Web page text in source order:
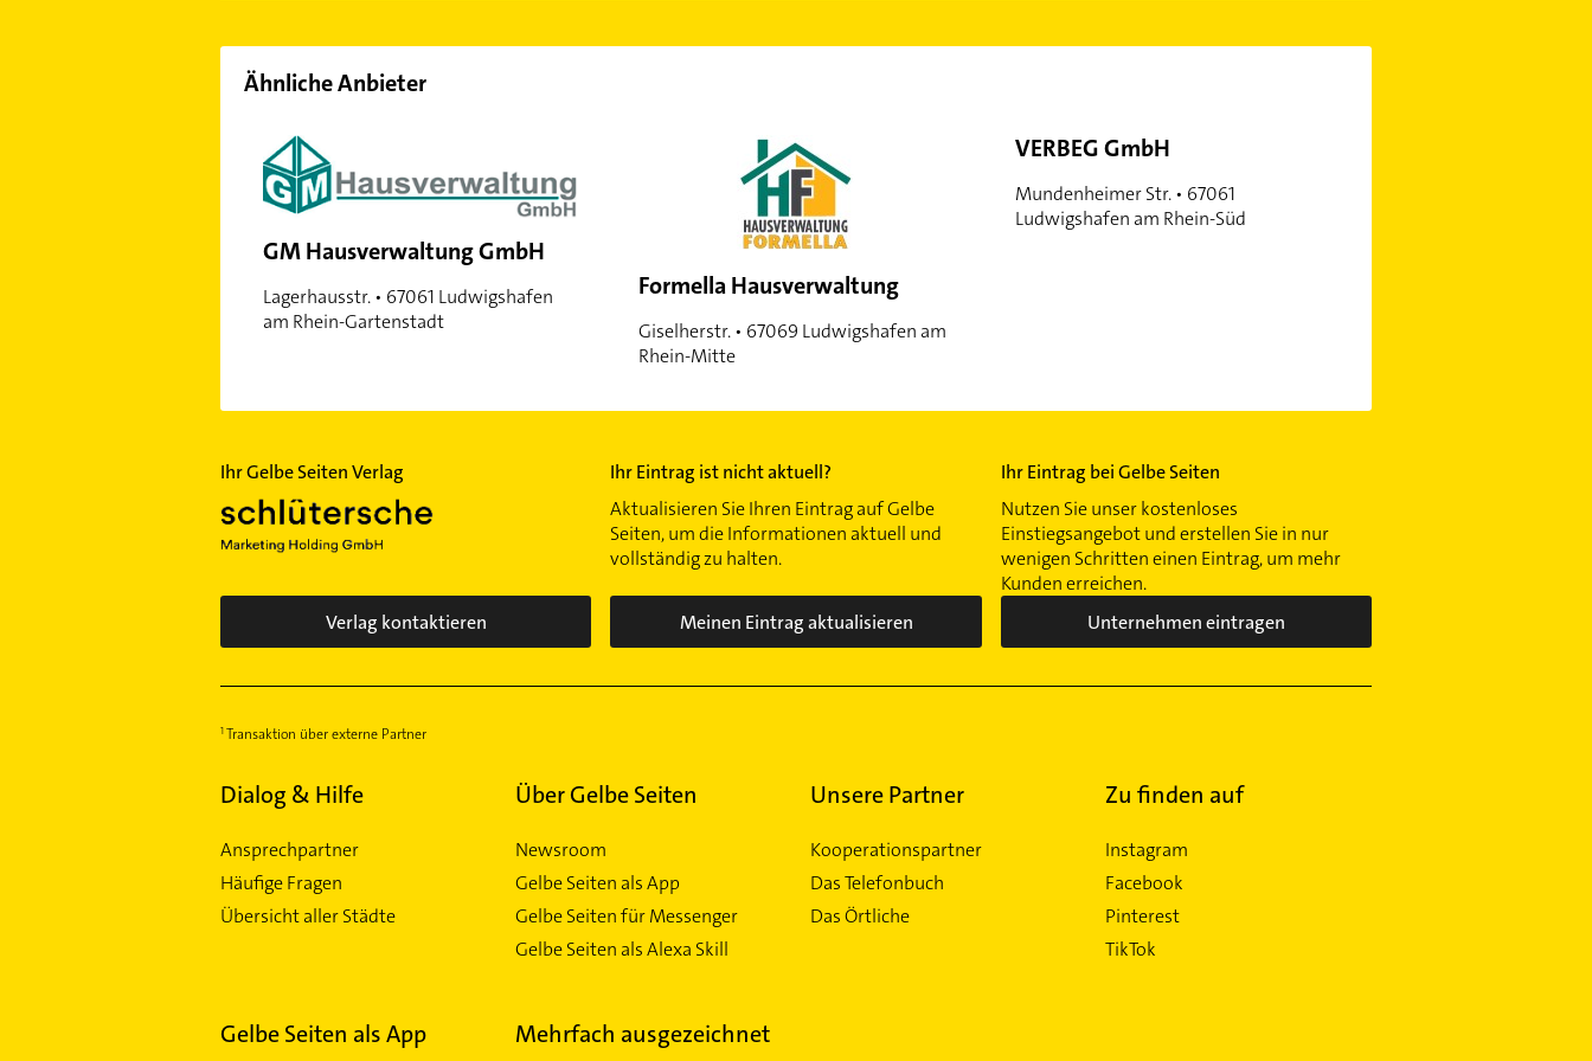
Ähnliche Anbieter
GM Hausverwaltung GmbH
Lagerhausstr. • 67061 Ludwigshafen
am Rhein-Gartenstadt
Formella Hausverwaltung
Giselherstr. • 67069 Ludwigshafen am
Rhein-Mitte
VERBEG GmbH
Mundenheimer Str. • 67061
Ludwigshafen am Rhein-Süd
Ihr Gelbe Seiten Verlag
Verlag kontaktieren
Ihr Eintrag ist nicht aktuell?
Aktualisieren Sie Ihren Eintrag auf Gelbe
Seiten, um die Informationen aktuell und
vollständig zu halten.
Meinen Eintrag aktualisieren
Ihr Eintrag bei Gelbe Seiten
Nutzen Sie unser kostenloses
Einstiegsangebot und erstellen Sie in nur
wenigen Schritten einen Eintrag, um mehr
Kunden erreichen.
Unternehmen eintragen
Transaktion über externe Partner
Dialog & Hilfe
Ansprechpartner
Häufige Fragen
Übersicht aller Städte
Über Gelbe Seiten
Newsroom
Gelbe Seiten als App
Gelbe Seiten für Messenger
Gelbe Seiten als Alexa Skill
Unsere Partner
Kooperationspartner
Das Telefonbuch
Das Örtliche
Zu finden auf
Instagram
Facebook
Pinterest
TikTok
Gelbe Seiten als App Mehrfach ausgezeichnet